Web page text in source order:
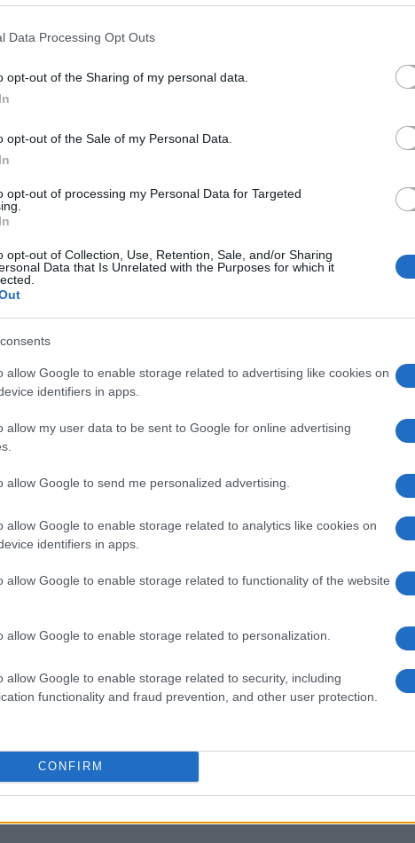
Data Processing Opt Outs
opt-out of the Sharing of my personal data.
opt-out of the Sale of my Personal Data.
opt-out of processing my Personal Data for Targeted
opt-out of Collection, Use, Retention, Sale, and/or Sharing
Data that Is Unrelated with the Purposes for which it
allow Google to enable storage related to advertising like cookies on
identifiers in apps.
allow my user data to be sent to Google for online advertising
allow Google to send me personalized advertising.
allow Google to enable storage related to analytics like cookies on
identifiers in apps.
allow Google to enable storage related to functionality of the website
allow Google to enable storage related to personalization.
allow Google to enable storage related to security, including
functionality and fraud prevention, and other user protection.
CONFIRM
è un’innovativa fusione di elementi
fisica. Immagina un mondo in cui
modulari, dove il tuo obiettivo non è solo
unica. La chiave del successo in
nella capacità di adattamento, rendendo ogni
Quante volte hai desiderato un gioco
non solo la mente, ma anche il corpo. Ogni
dove il suono del pallone ionico che
intensa e coinvolgente. Doteki si
portando i bambini a spostarsi, a pensare
Non è fantastico pensare a un gioco che
di gioco
i giochi che promuovono l’attività fisica e
dei giovani giocatori più a lungo rispetto a
innovativo, si allinea perfettamente a
possibilità di interagire attivamente,
richiedono abilità, ma anche un certo grado
come i bambini oggi preferiscano